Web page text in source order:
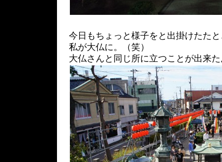
今日もちょっと様子をと出掛けたた
私が大仏に。（笑）
大仏さんと同じ所に立つことが出来